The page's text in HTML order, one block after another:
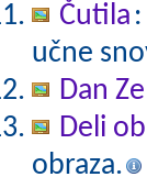
Čutila
učne
Dan
Deli
obraza.